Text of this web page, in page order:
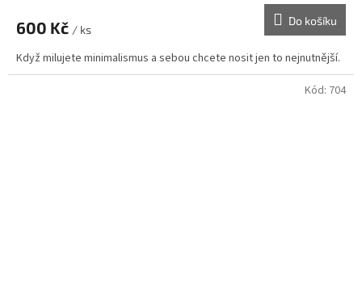
600 Kč / ks
Do košíku
Když milujete minimalismus a sebou chcete nosit jen to nejnutnější.
Kód: 704